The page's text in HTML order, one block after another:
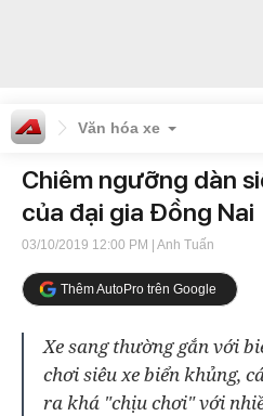
Văn hóa xe
Chiêm ngưỡng dàn
của đại gia Đồng Nai
03/10/2019 12:00 PM | Anh Tuấn
Thêm AutoPro trên Google
Xe sang thường gắn với
chơi siêu xe biển khủng,
ra khá "chịu chơi" với